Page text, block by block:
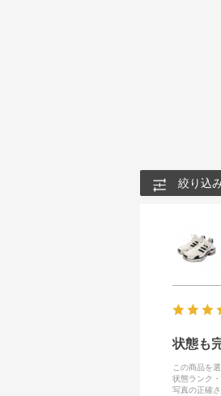
絞り込
状態も
この商品を
状態ランク
写真の正確さ